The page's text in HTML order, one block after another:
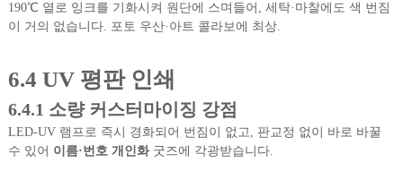
190℃ 열로 잉크를 기화시켜 원단에 스며들어, 세탁·마찰에도 색 번짐
이 거의 없습니다. 포토 우산·아트 콜라보에 최상.
6.4 UV 평판 인쇄
6.4.1 소량 커스터마이징 강점
LED-UV 램프로 즉시 경화되어 번짐이 없고, 판교정 없이 바로 바꿀
수 있어 이름·번호 개인화굿즈에 각광받습니다.